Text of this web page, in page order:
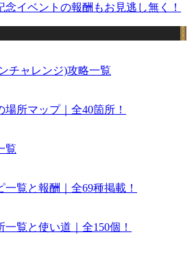
念イベントの報酬もお見逃し無く！
チャレンジ)攻略一覧
所マップ｜全40箇所！
覧
一覧と報酬｜全69種掲載！
覧と使い道｜全150個！